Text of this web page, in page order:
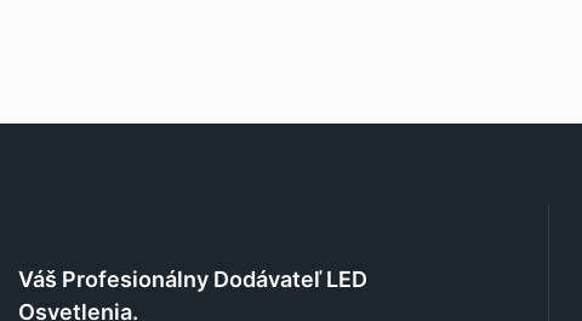
Váš Profesionálny Dodávateľ LED
Osvetlenia.